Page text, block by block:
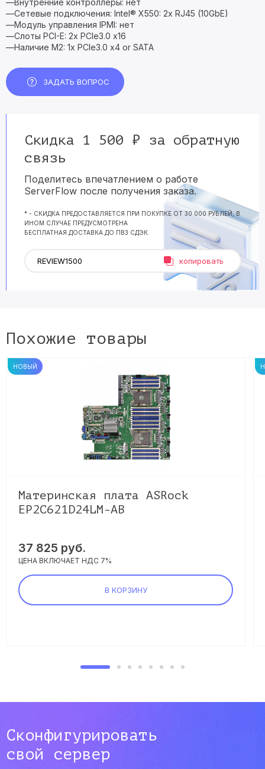
—Внутренние контроллеры: нет
—Сетевые подключения: Intel® X550: 2x RJ45 (10GbE)
—Модуль управления IPMI: нет
—Слоты PCI-E: 2x PCIe3.0 x16
—Наличие M2: 1x PCIe3.0 x4 or SATA
ЗАДАТЬ ВОПРОС
Скидка 1 500 ₽ за обратную
связь
Поделитесь впечатлением о работе
ServerFlow после получения заказа.
* - СКИДКА ПРЕДОСТАВЛЯЕТСЯ ПРИ ПОКУПКЕ ОТ 30 000 РУБЛЕЙ, В
ИНОМ СЛУЧАЕ ПРЕДУСМОТРЕНА
БЕСПЛАТНАЯ ДОСТАВКА ДО ПВЗ СДЭК.
копировать
Похожие товары
НОВЫЙ
Материнская плата ASRock
EP2C621D24LM-AB
37 825 руб.
ЦЕНА ВКЛЮЧАЕТ НДС 7%
В КОРЗИНУ
Сконфигурировать
свой сервер